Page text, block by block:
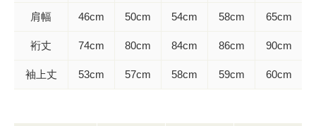
肩幅 46cm 50cm 54cm 58cm 65cm
裄丈 74cm 80cm 84cm 86cm 90cm
袖上丈 53cm 57cm 58cm 59cm 60cm